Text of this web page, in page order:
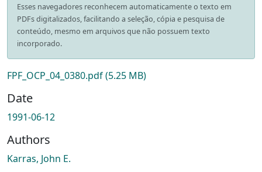
Esses navegadores reconhecem automaticamente o texto em
PDFs digitalizados, facilitando a seleção, cópia e pesquisa de
conteúdo, mesmo em arquivos que não possuem texto
incorporado.
FPF_OCP_04_0380.pdf(5.25 MB)
Date
1991-06-12
Authors
Karras, John E.